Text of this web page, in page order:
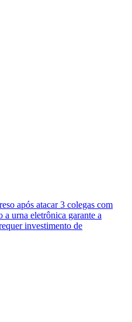
após atacar 3 colegas com
a urna eletrônica garante a
investimento de